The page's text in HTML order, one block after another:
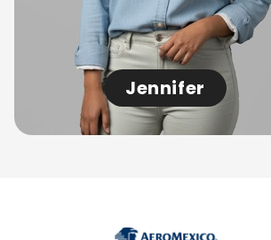
Jennifer